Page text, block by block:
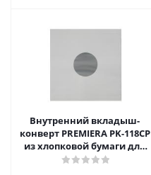
Внутренний вкладыш-
конверт PREMIERA PK-118CP
из хлопковой бумаги для
12" виниловой пластинки 1